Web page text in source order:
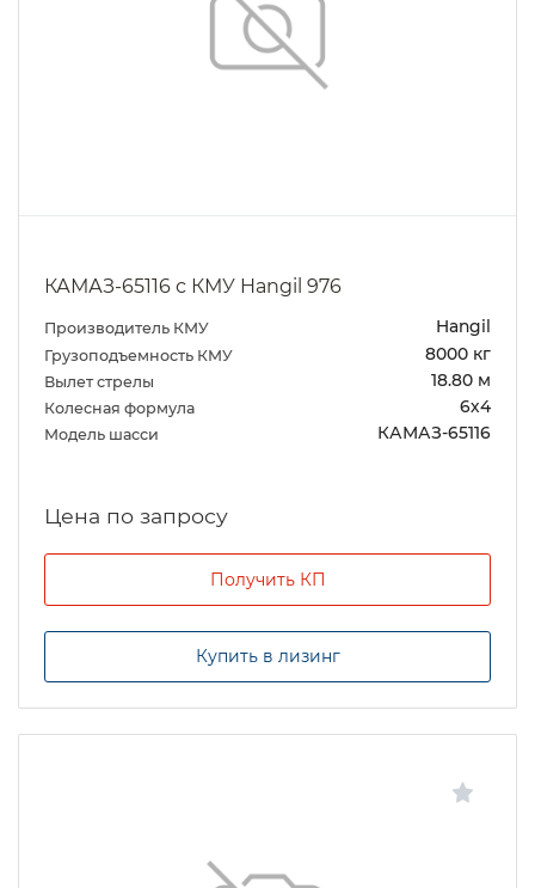
КАМАЗ-65116 с КМУ Hangil 976
Производитель КМУ Hangil
Грузоподъемность КМУ 8000 кг
Вылет стрелы 18.80 м
Колесная формула 6х4
Модель шасси КАМАЗ-65116
Цена по запросу
Получить КП
Купить в лизинг